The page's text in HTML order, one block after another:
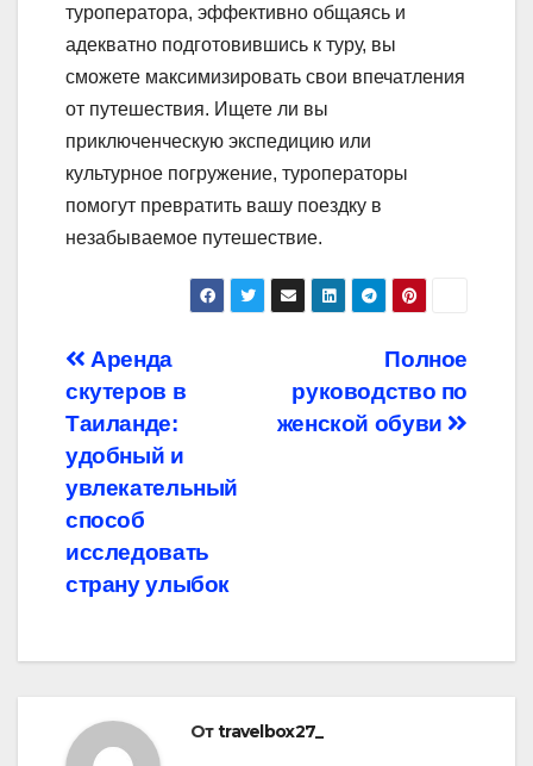
туроператора, эффективно общаясь и
адекватно подготовившись к туру, вы
сможете максимизировать свои впечатления
от путешествия. Ищете ли вы
приключенческую экспедицию или
культурное погружение, туроператоры
помогут превратить вашу поездку в
незабываемое путешествие.
Навигация
по
записям
Полное
руководство по
женской обуви
Аренда
скутеров в
Таиланде:
удобный и
увлекательный
способ
исследовать
страну улыбок
Отtravelbox27_